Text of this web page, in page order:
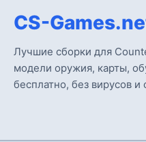
CS-
Лучшие сборки для
модели оружия, карты,
бесплатно, без вирусов и